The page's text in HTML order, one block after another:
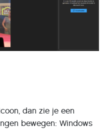
dan zie je een
bewegen: Windows